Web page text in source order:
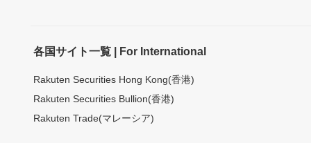
各国サイト一覧 | For International
Rakuten Securities Hong Kong(香港)
Rakuten Securities Bullion(香港)
Rakuten Trade(マレーシア)